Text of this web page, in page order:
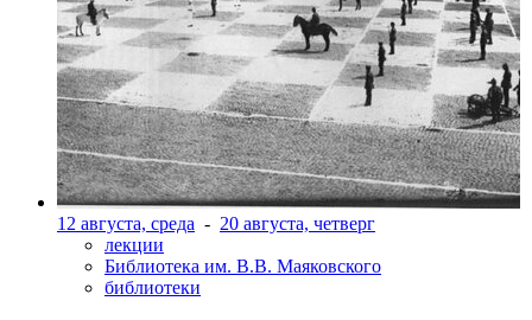
12 августа, среда - 20 августа, четверг
лекции
Библиотека им. В.В. Маяковского
библиотеки